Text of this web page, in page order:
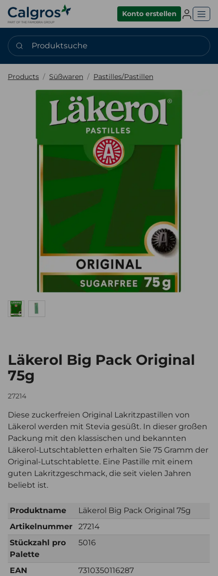
Konto erstellen
Produktsuche
Products Süßwaren Pastilles/Pastillen
Läkerol Big Pack Original
75g
27214
Diese zuckerfreien Original Lakritzpastillen von
Läkerol werden mit Stevia gesüßt. In dieser großen
Packung mit den klassischen und bekannten
Läkerol-Lutschtabletten erhalten Sie 75 Gramm der
Original-Lutschtablette. Eine Pastille mit einem
guten Lakritzgeschmack, die seit vielen Jahren
beliebt ist.
Produktname
Läkerol Big Pack Original 75g
Artikelnummer
27214
Stückzahl pro
Palette
5016
EAN
7310350116287